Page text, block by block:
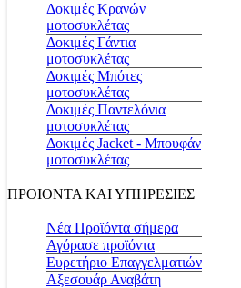
Δοκιμές Κρανών
μοτοσυκλέτας
Δοκιμές Γάντια
μοτοσυκλέτας
Δοκιμές Μπότες
μοτοσυκλέτας
Δοκιμές Παντελόνια
μοτοσυκλέτας
Δοκιμές Jacket - Μπουφάν
μοτοσυκλέτας
ΠΡΟΙΟΝΤΑ ΚΑΙ ΥΠΗΡΕΣΙΕΣ
Νέα Προϊόντα σήμερα
Αγόρασε προϊόντα
Ευρετήριο Επαγγελματιών
Αξεσουάρ Αναβάτη